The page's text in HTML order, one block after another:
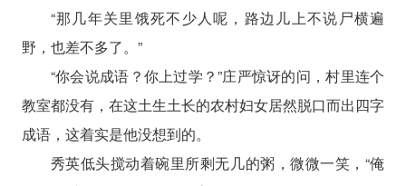
“那几年关里饿死不少人呢，路边儿上不说尸横遍
野，也差不多了。”
“你会说成语？你上过学？”庄严惊讶的问，村里连个
教室都没有，在这土生土长的农村妇女居然脱口而出四字
成语，这着实是他没想到的。
秀英低头搅动着碗里所剩无几的粥，微微一笑，“俺